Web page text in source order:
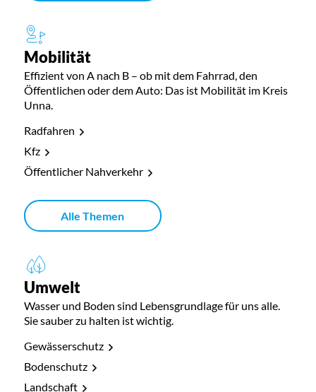
Mobilität
Effizient von A nach B – ob mit dem Fahrrad, den
Öffentlichen oder dem Auto: Das ist Mobilität im Kreis
Unna.
Radfahren
Kfz
Öffentlicher Nahverkehr
Alle Themen
Umwelt
Wasser und Boden sind Lebensgrundlage für uns alle.
Sie sauber zu halten ist wichtig.
Gewässerschutz
Bodenschutz
Landschaft